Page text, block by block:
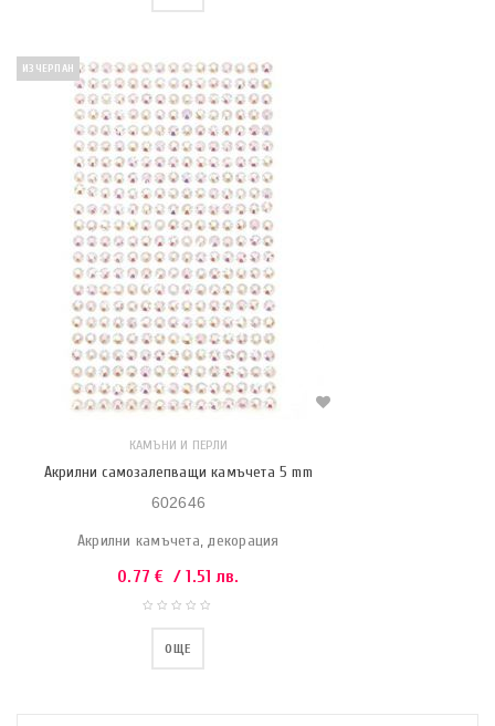
ИЗЧЕРПАН
КАМЪНИ И ПЕРЛИ
Акрилни самозалепващи камъчета 5 mm
602646
Акрилни камъчета, декорация
0.77€ / 1.51 лв.
ОЩЕ